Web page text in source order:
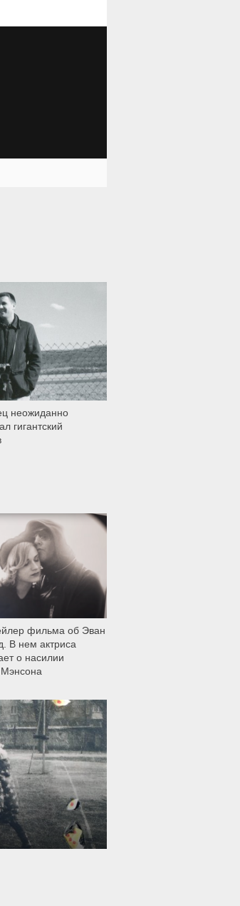
неожиданно
гигантский
фильма об Эван
В нем актриса
о насилии